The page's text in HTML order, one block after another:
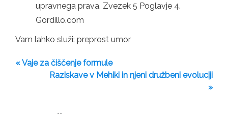
upravnega prava. Zvezek 5 Poglavje 4.
Gordillo.com
Vam lahko služi: preprost umor
« Vaje za čiščenje formule
Raziskave v Mehiki in njeni družbeni evoluciji
»